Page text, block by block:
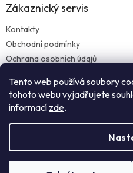
Tento web používá soubory
tohoto webu vyjadřujete
informací zde.
Zákaznický servis
Kontakty
Obchodní podmínky
Ochrana osobních údajů
Doprava a platba